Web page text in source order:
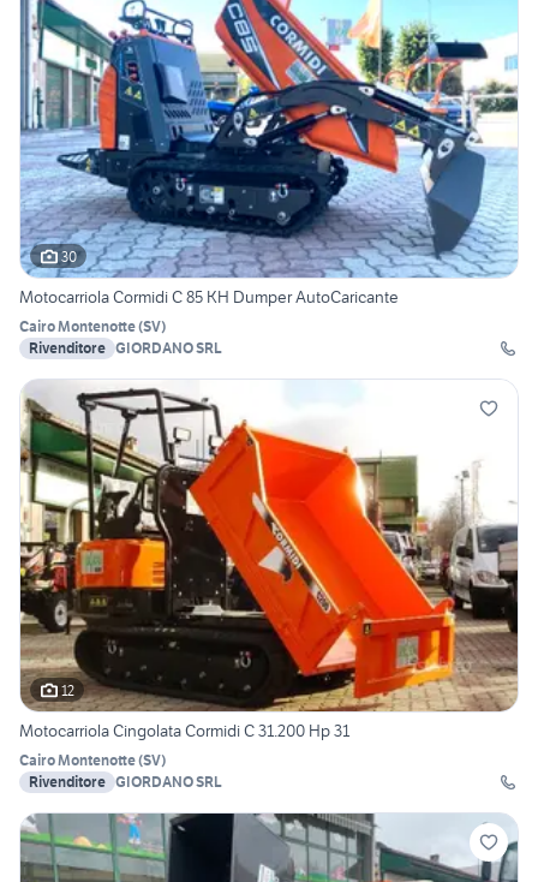
30
Motocarriola Cormidi C 85 KH Dumper AutoCaricante
Cairo Montenotte(SV)
Rivenditore GIORDANO SRL
12
Motocarriola Cingolata Cormidi C 31.200 Hp 31
Cairo Montenotte(SV)
Rivenditore GIORDANO SRL